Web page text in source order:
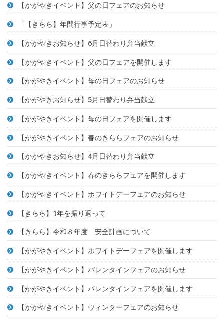
【かがやきイベント】父の日フェアのお知らせ
「【きらら】年間行事予定表」
【かがやきお知らせ】6月日替わり弁当献立
【かがやきイベント】父の日フェアを開催します
【かがやきイベント】母の日フェアのお知らせ
【かがやきお知らせ】5月日替わり弁当献立
【かがやきイベント】母の日フェアを開催します
【かがやきイベント】春のきららフェアのお知らせ
【かがやきお知らせ】4月日替わり弁当献立
【かがやきイベント】春のきららフェアを開催します
【かがやきイベント】ホワイトデーフェアのお知らせ
【きらら】1年を振り返って
【きらら】令和８年度 安全計画について
【かがやきイベント】ホワイトデーフェアを開催します
【かがやきイベント】バレンタインフェアのお知らせ
【かがやきイベント】バレンタインフェアを開催します
【かがやきイベント】ウィンターフェアのお知らせ